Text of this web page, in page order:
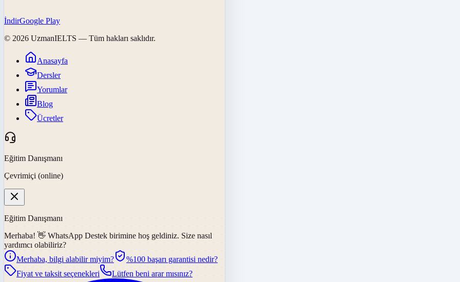
İndirGoogle Play
© 2026 UzmanIELTS — Tüm hakları saklıdır.
Anasayfa
Dersler
Yorumlar
Blog
Ücretler
Eğitim Danışmanı
Çevrimiçi (online)
Eğitim Danışmanı
Merhaba! 👋 WhatsApp Destek birimine hoş geldiniz. Size nasıl
yardımcı olabiliriz?
Merhaba, bilgi alabilir miyim?
%100 başarı garantisi nedir?
Fiyat ve taksit seçenekleri
Lütfen beni arar mısınız?